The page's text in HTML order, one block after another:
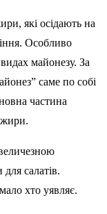
які осідають на
Особливо
майонезу. За
саме по собі
частина
жири.
салатів.
хто уявляє.